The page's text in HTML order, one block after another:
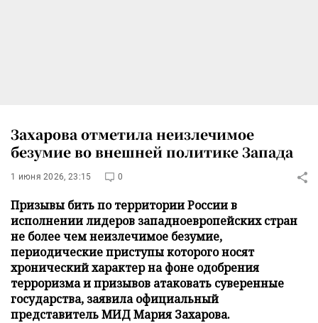
Захарова отметила неизлечимое
безумие во внешней политике Запада
1 июня 2026, 23:15 0
Призывы бить по территории России в
исполнении лидеров западноевропейских стран
не более чем неизлечимое безумие,
периодические приступы которого носят
хронический характер на фоне одобрения
терроризма и призывов атаковать суверенные
государства, заявила официальный
представитель МИД Мария Захарова.